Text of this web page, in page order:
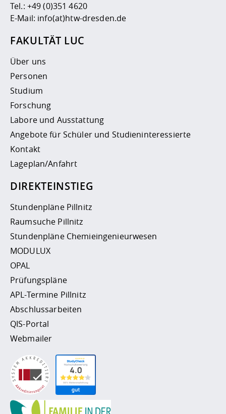
Tel.: +49 (0)351 4620
E-Mail: info(at)htw-dresden.de
FAKULTÄT LUC
Über uns
Personen
Studium
Forschung
Labore und Ausstattung
Angebote für Schüler und Studieninteressierte
Kontakt
Lageplan/Anfahrt
DIREKTEINSTIEG
Stundenpläne Pillnitz
Raumsuche Pillnitz
Stundenpläne Chemieingenieurwesen
MODULUX
OPAL
Prüfungspläne
APL-Termine Pillnitz
Abschlussarbeiten
QIS-Portal
Webmailer